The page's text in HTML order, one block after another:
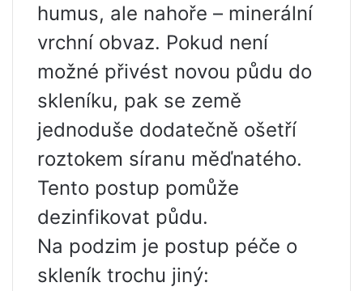
humus, ale nahoře – minerální
vrchní obvaz. Pokud není
možné přivést novou půdu do
skleníku, pak se země
jednoduše dodatečně ošetří
roztokem síranu měďnatého.
Tento postup pomůže
dezinfikovat půdu.
Na podzim je postup péče o
skleník trochu jiný: